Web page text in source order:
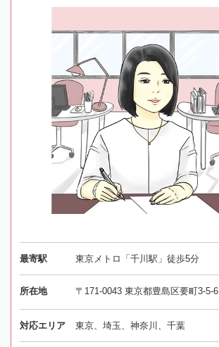
最寄駅 東京メトロ「千川駅」徒歩5分
所在地 〒171-0043 東京都豊島区要町3-5-6
対応エリア 東京、埼玉、神奈川、千葉